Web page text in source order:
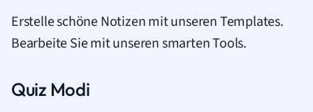
Erstelle schöne Notizen mit unseren Templates.
Bearbeite Sie mit unseren smarten Tools.
Quiz Modi